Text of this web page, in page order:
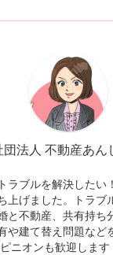
団法人 不動産あん
ラブルを解決した
上げました。トラブ
と不動産、共有持ち
や建て替え問題など
ニオンも歓迎しま